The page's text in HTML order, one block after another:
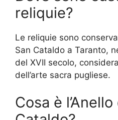
reliquie?
Le reliquie sono
San Cataldo a Taranto,
del XVII secolo,
dell’arte sacra pugliese.
Cosa è